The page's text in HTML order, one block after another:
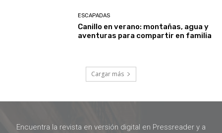
ESCAPADAS
Canillo en verano: montañas, agua y
aventuras para compartir en familia
Cargar más
Encuentra la revista en versión digital en Pressreader y a